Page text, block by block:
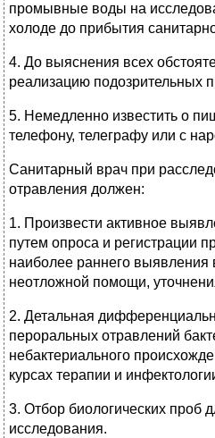
промывные воды на
холоде до прибытия
4. До выяснения всех
реализацию подозрительных
5. Немедленно известить о
телефону, телеграфу или с
Санитарный врач при
отравления должен:
1. Произвести активное
путем опроса и регистрации
наиболее раннего
неотложной помощи,
2. Детальная
пероральных отравлений
небактериального
курсах терапии и
3. Отбор биологических проб
исследования.